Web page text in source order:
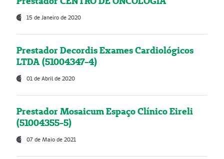
15 de Janeiro de 2020
Prestador Decordis Exames Cardiológicos
LTDA (51004347-4)
01 de Abril de 2020
Prestador Mosaicum Espaço Clínico Eireli
(51004355-5)
07 de Maio de 2021